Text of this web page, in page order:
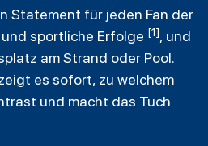
Statement für jeden Fan der
sportliche Erfolge [1], und
am Strand oder Pool.
es sofort, zu welchem
und macht das Tuch